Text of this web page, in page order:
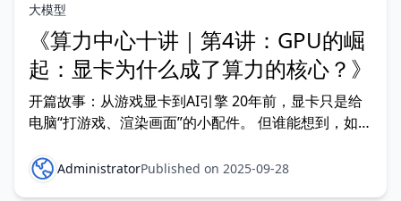
大模型
《算力中心十讲｜第4讲：GPU的崛
起：显卡为什么成了算力的核心？》
开篇故事：从游戏显卡到AI引擎 20年前，显卡只是给
电脑“打游戏、渲染画面”的小配件。 但谁能想到，如今
核心武器。 为什么一块“显卡”，能撑起整个AI产业？
答案，就藏在 GPU 的设计逻辑里。
AdministratorPublished on 2025-09-28